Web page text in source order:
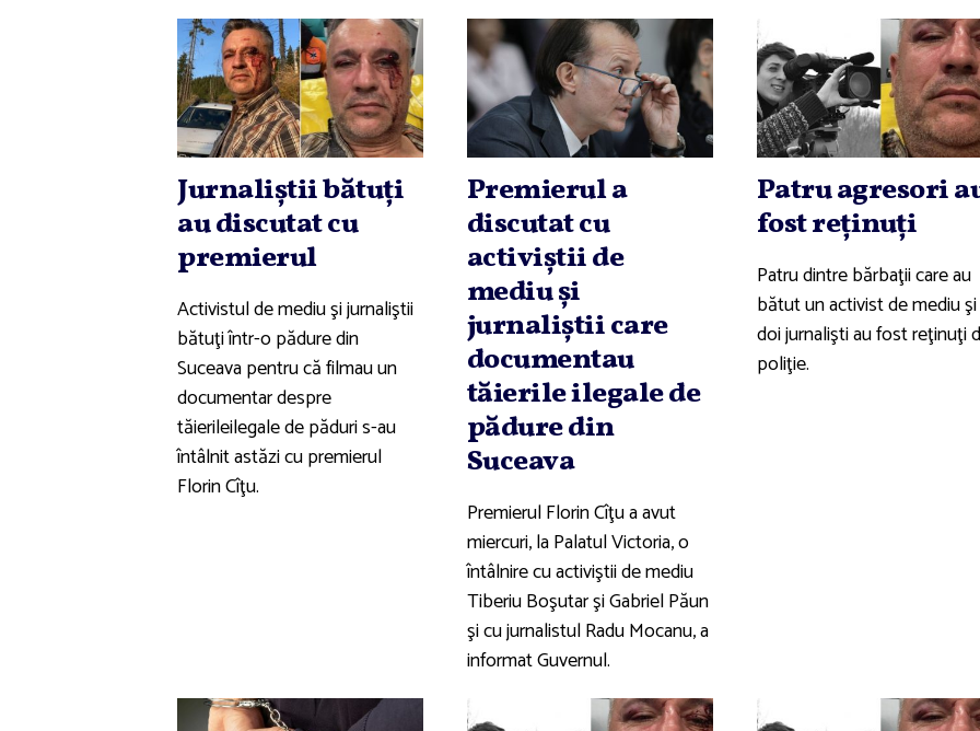
Jurnaliştii bătuţi
au discutat cu
premierul
Activistul de mediu şi jurnaliştii
bătuţi într-o pădure din
Suceava pentru că filmau un
documentar despre
tăierileilegale de păduri s-au
întâlnit astăzi cu premierul
Florin Cîţu.
Premierul a
discutat cu
activiştii de
mediu şi
jurnaliştii care
documentau
tăierile ilegale de
pădure din
Suceava
Premierul Florin Cîţu a avut
miercuri, la Palatul Victoria, o
întâlnire cu activiştii de mediu
Tiberiu Boşutar şi Gabriel Păun
şi cu jurnalistul Radu Mocanu, a
informat Guvernul.
Patru agresori
fost reţinuţi
Patru dintre bărbaţii care au
bătut un activist de mediu şi
doi jurnalişti au fost reţinuţi
poliţie.